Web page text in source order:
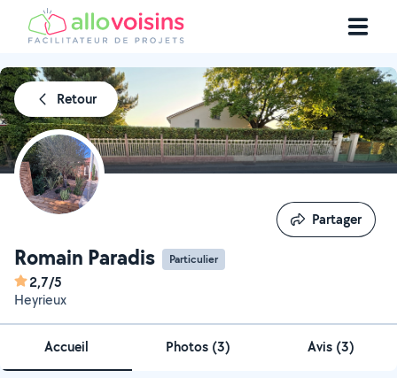
Retour
Romain Paradis Particulier
2,7/5
Heyrieux
Partager
Partager
Accueil Photos (3) Avis (3)